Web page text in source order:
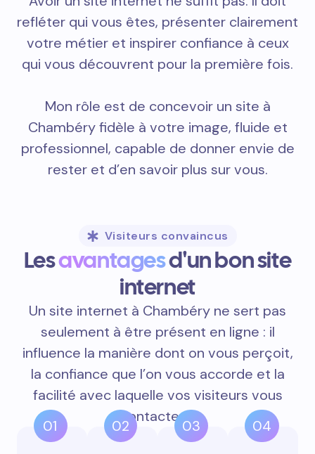
refléter qui vous êtes, présenter clairement
votre métier et inspirer confiance à ceux
qui vous découvrent pour la première fois.
Mon rôle est de concevoir un site à
Chambéry fidèle à votre image, fluide et
professionnel, capable de donner envie de
rester et d’en savoir plus sur vous.
Visiteurs convaincus
Lesavantagesd'un bon site
internet
Un site internet à Chambéry ne sert pas
seulement à être présent en ligne : il
influence la manière dont on vous perçoit,
la confiance que l’on vous accorde et la
facilité avec laquelle vos visiteurs vous
contactent.
01 02 03 04